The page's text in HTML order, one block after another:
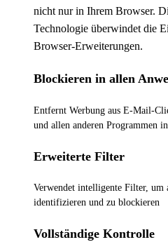
nicht nur in Ihrem Browser.
Technologie überwindet die
Browser-Erweiterungen.
Blockieren in allen
Entfernt Werbung aus E-Mail-
und allen anderen Programmen
Erweiterte Filter
Verwendet intelligente Filter, um
identifizieren und zu blockieren
Vollständige Kontrolle